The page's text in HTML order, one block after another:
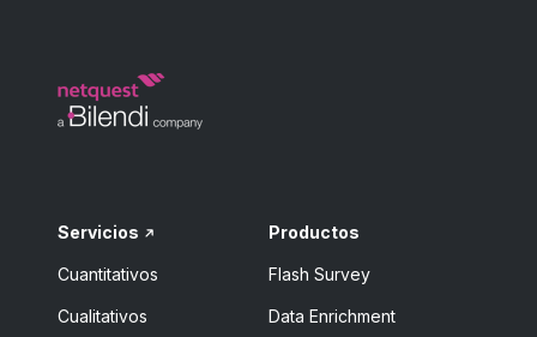
Servicios
Cuantitativos
Cualitativos
Productos
Flash Survey
Data Enrichment